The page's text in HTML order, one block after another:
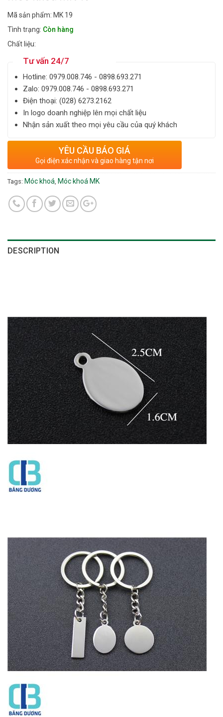
Mã sản phẩm: MK 19
Tình trạng: Còn hàng
Chất liệu:
Tư vấn 24/7
Hotline: ‎0979.008.746 - 0898.693.271
Zalo: ‎‎0979.008.746 - 0898.693.271
Điện thoại: ‎(028) 6273.2162
In logo doanh nghiệp lên mọi chất liệu
Nhận sản xuất theo mọi yêu cầu của quý khách
YÊU CẦU BÁO GIÁ
Gọi điện xác nhận và giao hàng tận nơi
Tags: Móc khoá Móc khoá MK
DESCRIPTION